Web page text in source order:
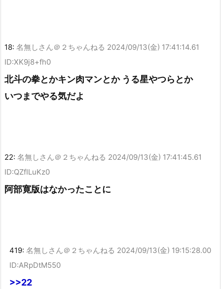
18: 名無しさん＠２ちゃんねる 2024/09/13(金) 17:41:14.61
ID:XK9j8+fh0
北斗の拳とかキン肉マンとか うる星やつらとか
いつまでやる気だよ
22: 名無しさん＠２ちゃんねる 2024/09/13(金) 17:41:45.61
ID:QZfILuKz0
阿部寛版はなかったことに
419: 名無しさん＠２ちゃんねる 2024/09/13(金) 19:15:28.00
ID:ARpDtM550
>>22